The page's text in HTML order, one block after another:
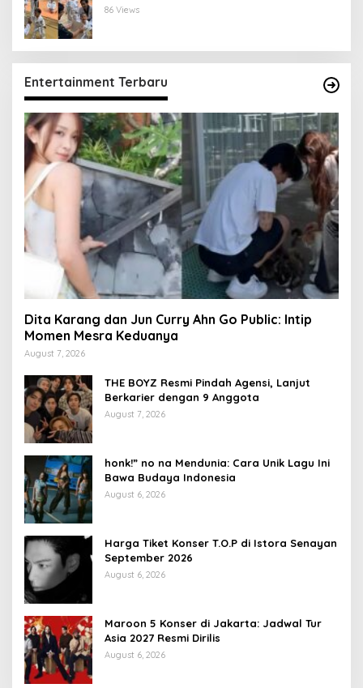
86 Views
Entertainment Terbaru
Dita Karang dan Jun Curry Ahn Go Public: Intip
Momen Mesra Keduanya
August 7, 2026
THE BOYZ Resmi Pindah Agensi, Lanjut
Berkarier dengan 9 Anggota
August 7, 2026
honk!” no na Mendunia: Cara Unik Lagu Ini
Bawa Budaya Indonesia
August 6, 2026
Harga Tiket Konser T.O.P di Istora Senayan
September 2026
August 6, 2026
Maroon 5 Konser di Jakarta: Jadwal Tur
Asia 2027 Resmi Dirilis
August 6, 2026